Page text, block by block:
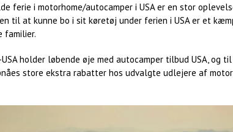
ferie i motorhome/autocamper i USA er en stor
til at kunne bo i sit køretøj under ferien i USA er et
familier.
USA holder løbende øje med autocamper tilbud USA, og
store ekstra rabatter hos udvalgte udlejere af